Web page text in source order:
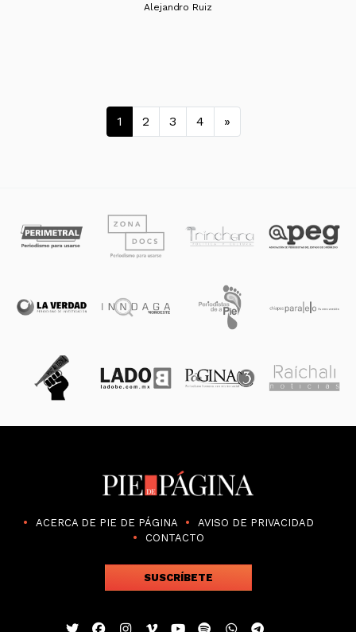
Alejandro Ruiz
Navegación de entradas
1 2 3 4 »
ACERCA DE PIE DE PÁGINA
AVISO DE PRIVACIDAD
CONTACTO
SUSCRÍBETE